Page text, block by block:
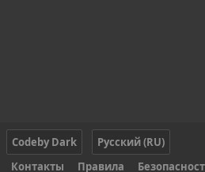
Codeby Dark
Русский (RU)
Контакты
Правила